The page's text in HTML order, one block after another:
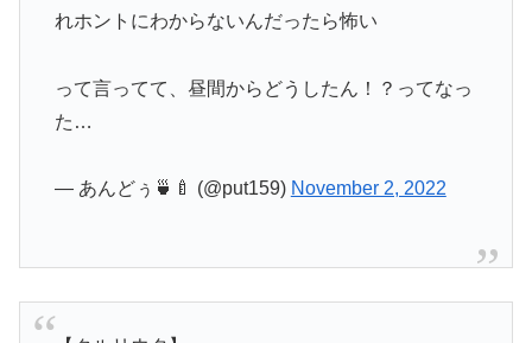
れホントにわからないんだったら怖い
って言ってて、昼間からどうしたん！？ってなっ
た…
— あんどぅ🍵🍼 (@put159) November 2, 2022